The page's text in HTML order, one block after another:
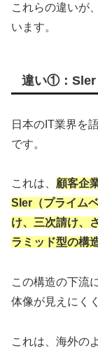
これらの違いが
います。
違い①：Sler
日本のIT業界を
です。
これは、 顧客企
SIer（プライム
け、三次請け、
ラミッド型の構
この構造の下流
体像が見えにく
これは、海外の